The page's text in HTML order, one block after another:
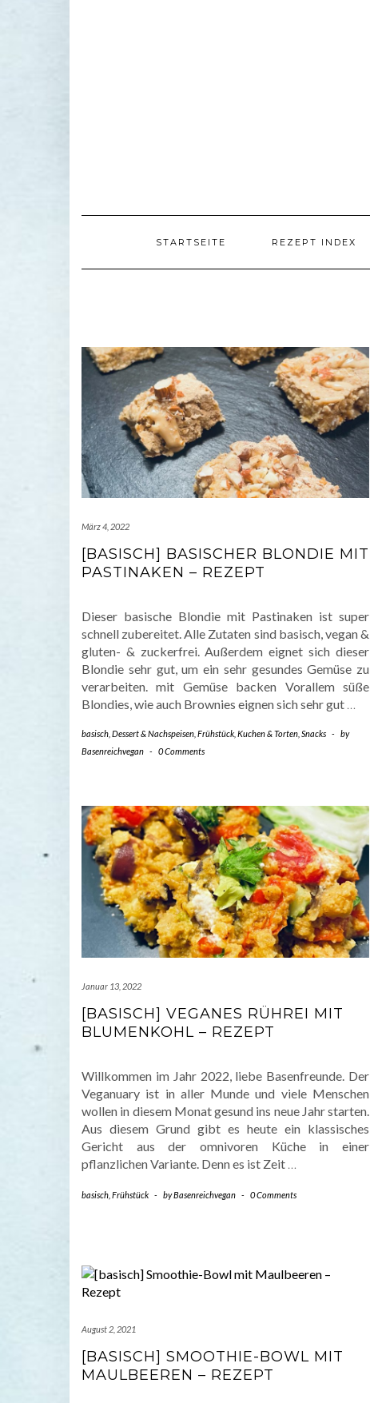
STARTSEITE REZEPT INDEX
März 4, 2022
[BASISCH] BASISCHER BLONDIE MIT
PASTINAKEN – REZEPT
Dieser basische Blondie mit Pastinaken ist super
schnell zubereitet. Alle Zutaten sind basisch, vegan &
gluten- & zuckerfrei. Außerdem eignet sich dieser
Blondie sehr gut, um ein sehr gesundes Gemüse zu
verarbeiten. mit Gemüse backen Vorallem süße
Blondies, wie auch Brownies eignen sich sehr gut …
basisch Dessert & Nachspeisen Frühstück Kuchen & Torten Snacks -
by
Basenreichvegan - 0 Comments
Januar 13, 2022
[BASISCH] VEGANES RÜHREI MIT
BLUMENKOHL – REZEPT
Willkommen im Jahr 2022, liebe Basenfreunde. Der
Veganuary ist in aller Munde und viele Menschen
wollen in diesem Monat gesund ins neue Jahr starten.
Aus diesem Grund gibt es heute ein klassisches
Gericht aus der omnivoren Küche in einer
pflanzlichen Variante. Denn es ist Zeit …
basisch Frühstück - byBasenreichvegan - 0 Comments
August 2, 2021
[BASISCH] SMOOTHIE-BOWL MIT
MAULBEEREN – REZEPT